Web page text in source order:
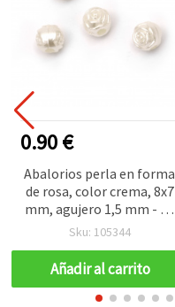
0.90 €
Abalorios perla en forma
de rosa, color crema, 8x7
mm, agujero 1,5 mm - 20
g (≈84 uds)
Sku: 105344
Añadir al carrito